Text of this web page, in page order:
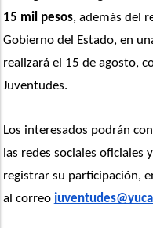
15 mil pesos, además del
Gobierno del Estado, en
realizará el 15 de agosto,
Juventudes.
Los interesados podrán
las redes sociales
registrar su participación,
al correo